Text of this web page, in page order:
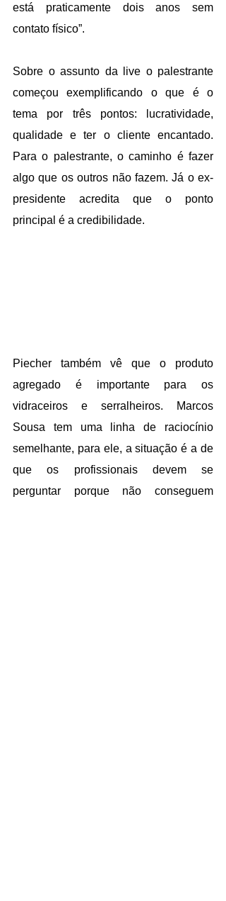
está praticamente dois anos sem
contato físico”.
Sobre o assunto da live o palestrante
começou exemplificando o que é o
tema por três pontos: lucratividade,
qualidade e ter o cliente encantado.
Para o palestrante, o caminho é fazer
algo que os outros não fazem. Já o ex-
presidente acredita que o ponto
principal é a credibilidade.
Piecher também vê que o produto
agregado é importante para os
vidraceiros e serralheiros. Marcos
Sousa tem uma linha de raciocínio
semelhante, para ele, a situação é a de
que os profissionais devem se
perguntar porque não conseguem